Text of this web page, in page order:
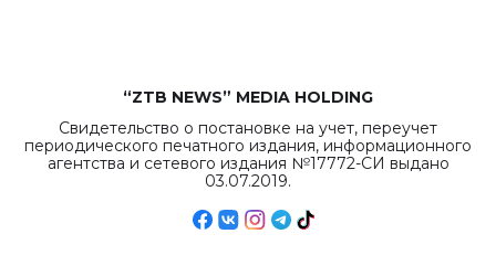
“ZTB NEWS” MEDIA HOLDING
Свидетельство о постановке на учет, переучет
периодического печатного издания, информационного
агентства и сетевого издания №17772-СИ выдано
03.07.2019.